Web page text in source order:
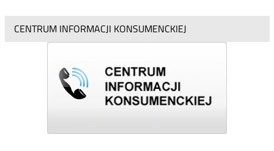
CENTRUM INFORMACJI KONSUMENCKIEJ